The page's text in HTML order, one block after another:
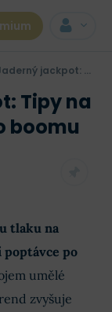
jackpot: Tipy na investice do uranového boomu
Tipy na
boomu
tlaku na
po
umělé
zvyšuje